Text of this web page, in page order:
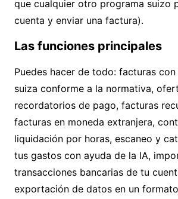
que cualquier otro programa suizo
cuenta y enviar una factura).
Las funciones principales
Puedes hacer de todo: facturas con
suiza conforme a la normativa,
recordatorios de pago, facturas
facturas en moneda extranjera,
liquidación por horas, escaneo y
tus gastos con ayuda de la IA,
transacciones bancarias de tu
exportación de datos en un